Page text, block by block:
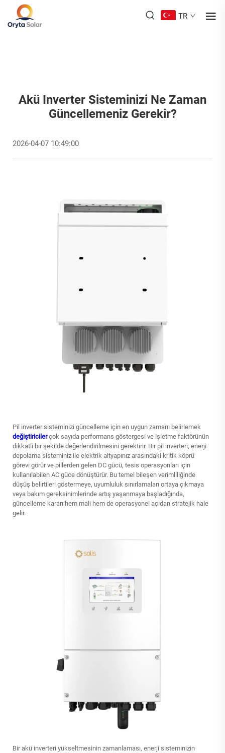
TR
Akü Inverter Sisteminizi Ne Zaman
Güncellemeniz Gerekir?
2026-04-07 10:49:00
Pil inverter sisteminizi güncelleme için en uygun zamanı belirlemek
değiştiricilerçok sayıda performans göstergesi ve işletme faktörünün
dikkatli bir şekilde değerlendirilmesini gerektirir. Bir pil inverteri, enerji
depolama sisteminiz ile elektrik altyapınız arasındaki kritik köprü
görevi görür ve pillerden gelen DC gücü, tesis operasyonları için
kullanılabilen AC güce dönüştürür. Bu temel bileşen verimliliğinde
düşüş belirtileri göstermeye, uyumluluk sınırlamaları ortaya çıkmaya
veya bakım gereksinimlerinde artış yaşanmaya başladığında,
güncelleme kararı hem mali hem de operasyonel açıdan stratejik hale
gelir.
Bir akü inverteri yükseltmesinin zamanlaması, enerji sisteminizin